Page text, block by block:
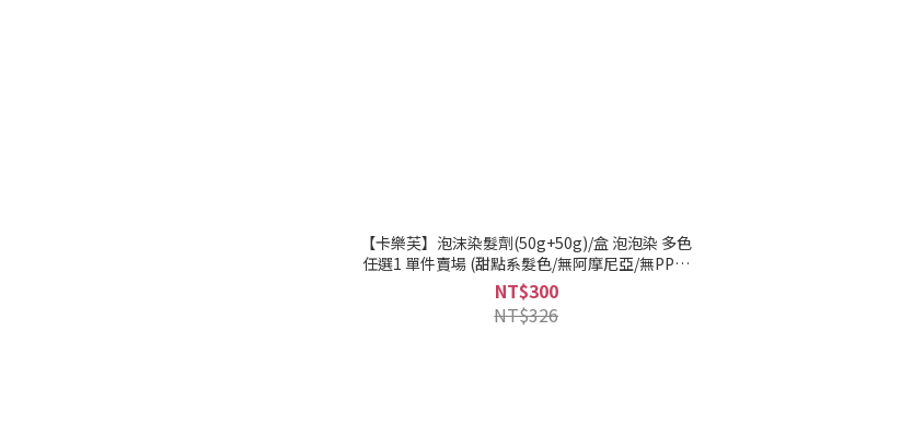
【卡樂芙】泡沫染髮劑(50g+50g)/盒 泡泡染 多色
任選1 單件賣場 (甜點系髮色/無阿摩尼亞/無PPD)
｜美吾髮『可海外配送』
NT$300
NT$326